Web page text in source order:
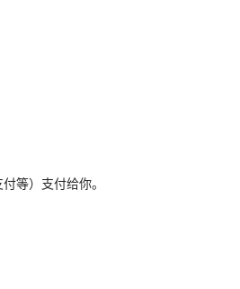
等）支付给你。